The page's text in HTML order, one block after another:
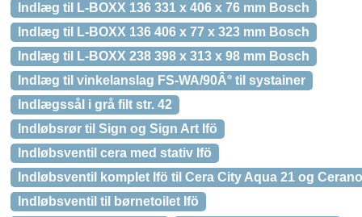
Indlæg til L-BOXX 136 331 x 406 x 76 mm Bosch
Indlæg til L-BOXX 136 406 x 77 x 323 mm Bosch
Indlæg til L-BOXX 238 398 x 313 x 98 mm Bosch
Indlæg til vinkelanslag FS-WA/90Â° til systainer
Indlægssål i grå filt str. 42
Indløbsrør til Sign og Sign Art Ifö
Indløbsventil cera med stativ Ifö
Indløbsventil komplet Ifö til Cera City Aqua 21 og
Indløbsventil til børnetoilet Ifö